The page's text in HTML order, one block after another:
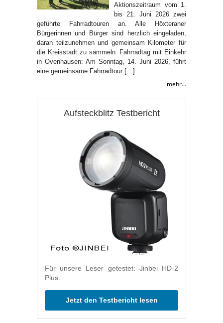
Aktionszeitraum vom 1.
bis 21. Juni 2026 zwei
geführte Fahrradtouren an. Alle Höxteraner
Bürgerinnen und Bürger sind herzlich eingeladen,
daran teilzunehmen und gemeinsam Kilometer für
die Kreisstadt zu sammeln. Fahrradtag mit Einkehr
in Ovenhausen: Am Sonntag, 14. Juni 2026, führt
eine gemeinsame Fahrradtour […]
mehr...
Aufsteckblitz Testbericht
Für unsere Leser getestet: Jinbei HD-2
Plus.
Jetzt den Testbericht lesen